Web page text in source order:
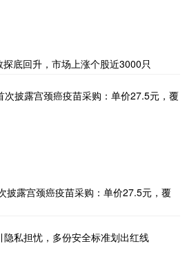
底回升，市场上涨个股近3000只
披露宫颈癌疫苗采购：单价27.5元，覆